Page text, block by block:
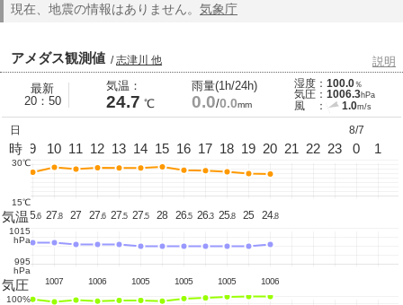
現在、地震の情報はありません。 気象庁
アメダス観測値 /志津川 他 説明
最新
20：50
気温：
24.7 ℃
雨量(1h/24h)
0.0/0.0mm
湿度： 100.0％
気圧： 1006.3hPa
風 ： 1.0m/s
日
時
8 9 10 11 12 13 14 15 16 17 18 19 20 21 22 23
8/7
0 1
30℃
15℃
気温
24. 9 25. 6 27. 8 27 27. 6 27. 5 27. 5 28 26. 5 26. 3 25. 8 25 24.8
1015
hPa
995
hPa
気圧
1007 1007 1006 1005 1005 1005
1006
100%